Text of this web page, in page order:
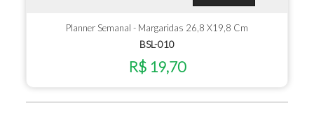
Planner Semanal - Margaridas 26,8 X19,8 Cm
BSL-010
R$ 19,70